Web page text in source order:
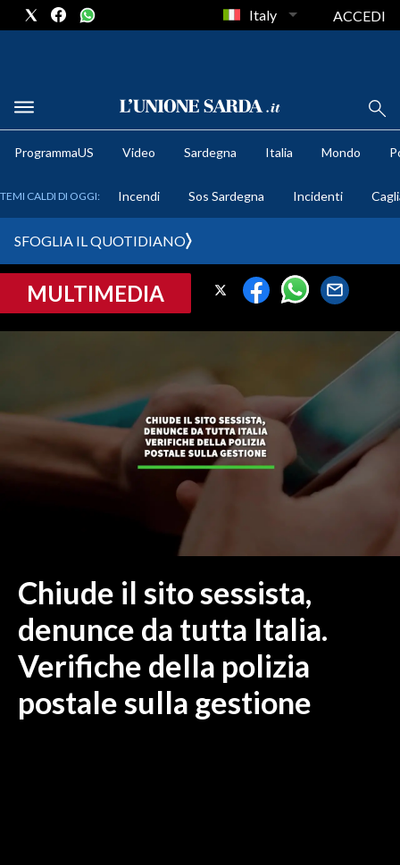
METEO
CRONACA SARDEGNA
MEDIO CAMPIDANO
ORISTANO E PROVINCIA
SASSARI E PROVINCIA
ITALIA
MONDO
POLITICA
Italy ACCEDI
ProgrammaUS Video Sardegna Italia Mondo
TEMI CALDI DI OGGI: Incendi Sos Sardegna Incidenti
SFOGLIA IL QUOTIDIANO
MULTIMEDIA
Chiude il sito sessista,
denunce da tutta Italia.
Verifiche della polizia
postale sulla gestione